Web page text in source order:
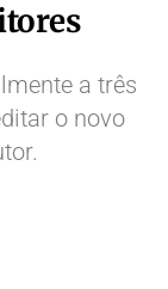
a três
o novo